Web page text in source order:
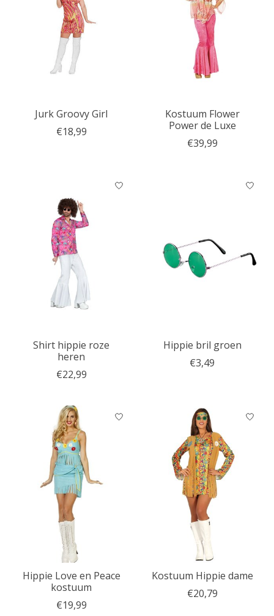
Jurk Groovy Girl
€18,99
Kostuum Flower
Power de Luxe
€39,99
Shirt hippie roze
heren
€22,99
Hippie bril groen
€3,49
Hippie Love en Peace
kostuum
€19,99
Kostuum Hippie dame
€20,79